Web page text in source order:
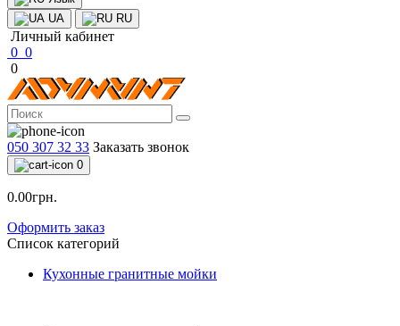
UA
RU
Личный кабинет
0 0
0
050 307 32 33 Заказать звонок
0
0.00грн.
Оформить заказ
Список категорий
Кухонные гранитные мойки